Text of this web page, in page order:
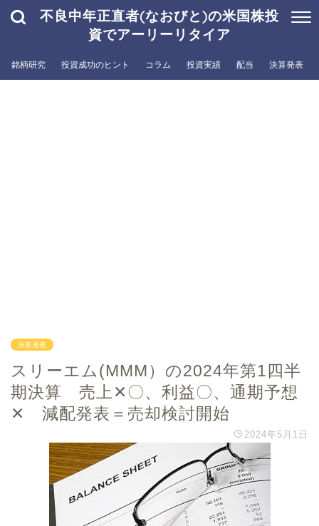
不良中年正直者(なおびと)の米国株投
資でアーリーリタイア
銘柄研究 投資成功のヒント コラム 投資実績 配当 決算発表
決算発表
スリーエム(MMM）の2024年第1四半
期決算 売上✕〇、利益〇、通期予想
✕ 減配発表＝売却検討開始
2024年5月1日